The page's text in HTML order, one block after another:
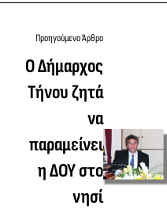
Προηγούμενο Άρθρο
Ο Δήμαρχος
Τήνου ζητά
να
παραμείνει
η ΔΟΥ στο
νησί